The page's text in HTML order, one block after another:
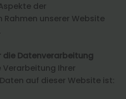
der
unserer Website
die Datenverarbeitung
Ihrer
auf dieser Website ist: